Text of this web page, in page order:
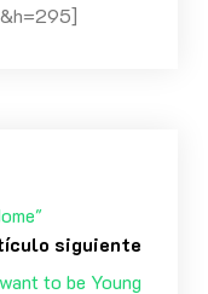
siguiente
to be Young